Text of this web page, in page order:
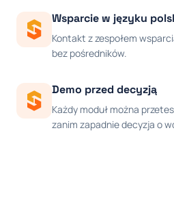
Wsparcie w języku
Kontakt z zespołem
bez pośredników.
Demo przed decyzją
Każdy moduł można
zanim zapadnie decyzja o